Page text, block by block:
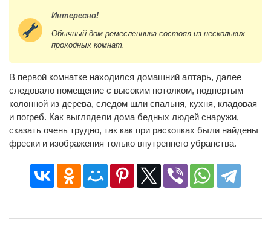
Интересно!
Обычный дом ремесленника состоял из нескольких
проходных комнат.
В первой комнатке находился домашний алтарь, далее
следовало помещение с высоким потолком, подпертым
колонной из дерева, следом шли спальня, кухня, кладовая
и погреб. Как выглядели дома бедных людей снаружи,
сказать очень трудно, так как при раскопках были найдены
фрески и изображения только внутреннего убранства.